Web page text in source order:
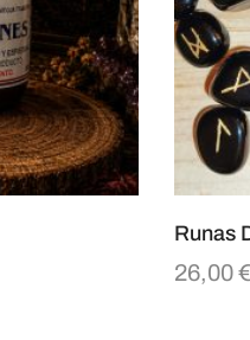
Runas
26,00